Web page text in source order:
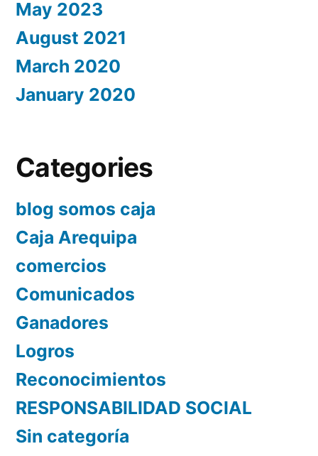
May 2023
August 2021
March 2020
January 2020
Categories
blog somos caja
Caja Arequipa
comercios
Comunicados
Ganadores
Logros
Reconocimientos
RESPONSABILIDAD SOCIAL
Sin categoría